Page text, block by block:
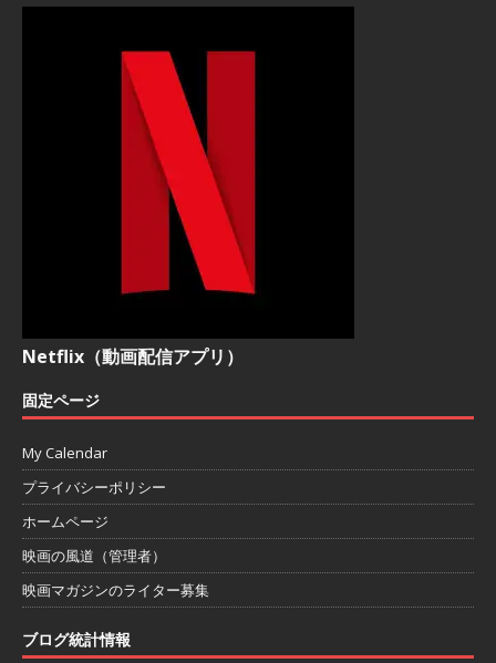
Netflix（動画配信アプリ）
固定ページ
My Calendar
プライバシーポリシー
ホームページ
映画の風道（管理者）
映画マガジンのライター募集
ブログ統計情報